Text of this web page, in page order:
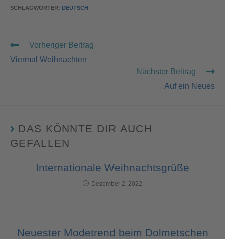
SCHLAGWÖRTER: DEUTSCH
Vorheriger Beitrag
Viermal Weihnachten
Nächster Beitrag
Auf ein Neues
DAS KÖNNTE DIR AUCH
GEFALLEN
Internationale Weihnachtsgrüße
Dezember 2, 2022
Neuester Modetrend beim Dolmetschen